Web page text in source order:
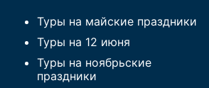
Туры на майские праздники
Туры на 12 июня
Туры на ноябрьские
праздники